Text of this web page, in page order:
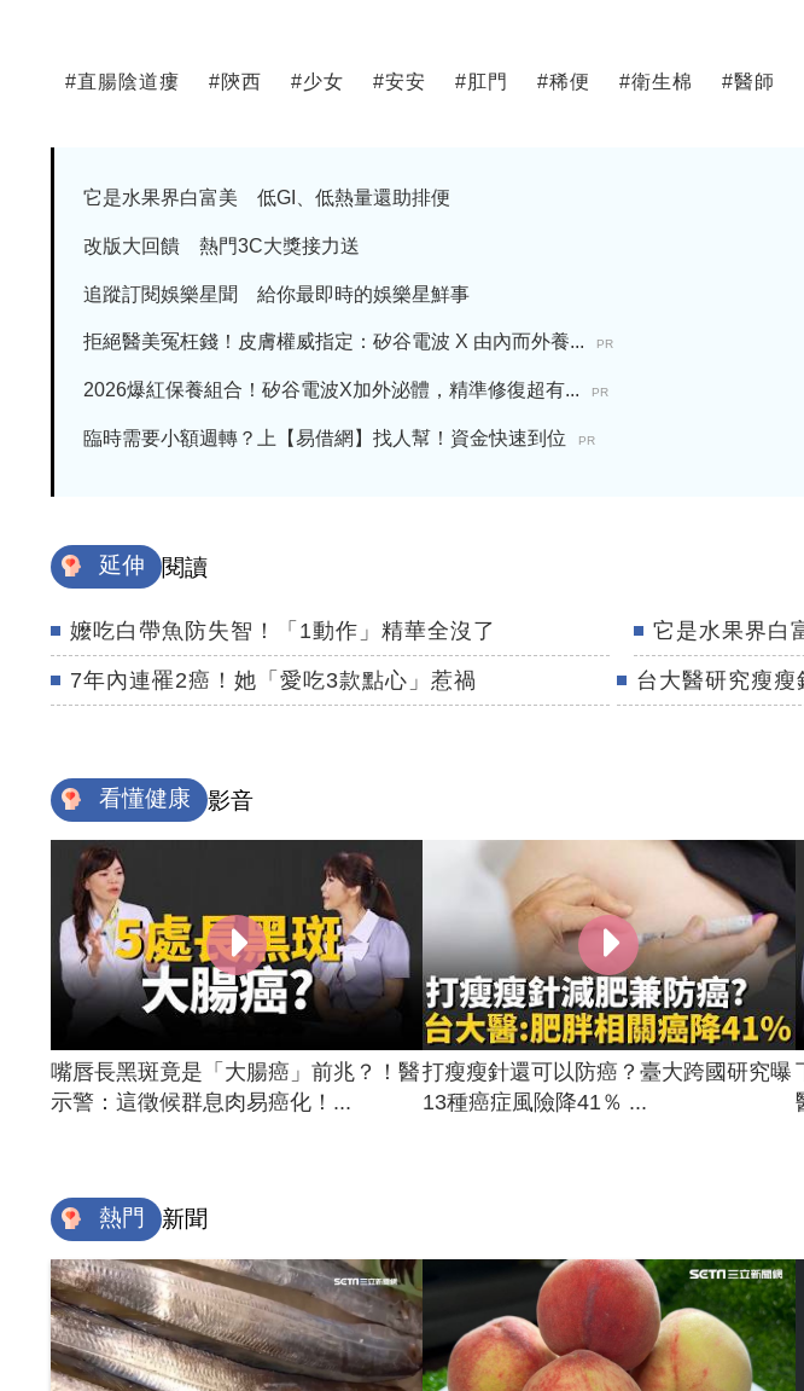
#直腸陰道瘻 #陝西 #少女 #安安 #肛門 #稀便 #衛生棉 #醫師
它是水果界白富美 低GI、低熱量還助排便
改版大回饋 熱門3C大獎接力送
追蹤訂閱娛樂星聞 給你最即時的娛樂星鮮事
拒絕醫美冤枉錢！皮膚權威指定：矽谷電波 X 由內而外養... PR
2026爆紅保養組合！矽谷電波X加外泌體，精準修復超有... PR
臨時需要小額週轉？上【易借網】找人幫！資金快速到位 PR
延伸 閱讀
嬤吃白帶魚防失智！「1動作」精華全沒了 它是水果界白
7年內連罹2癌！她「愛吃3款點心」惹禍 台大醫研究瘦
看懂健康 影音
嘴唇長黑斑竟是「大腸癌」前兆？！醫
示警：這徵候群息肉易癌化！...
打瘦瘦針還可以防癌？臺大跨國研究曝
13種癌症風險降41％ ...
熱門 新聞